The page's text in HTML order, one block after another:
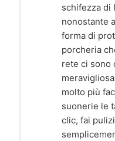
schifezza di
nonostante
forma di
porcheria
rete ci sono
molto più
suonerie le
clic, fai